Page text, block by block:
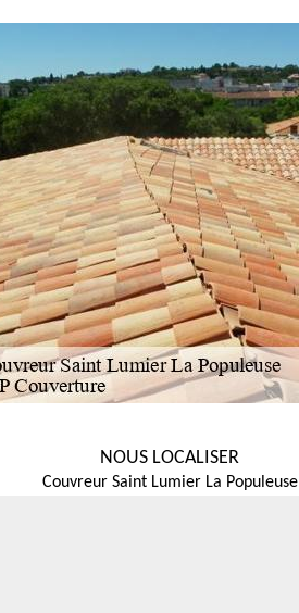
NOUS LOCALISER
Couvreur Saint Lumier La Populeuse